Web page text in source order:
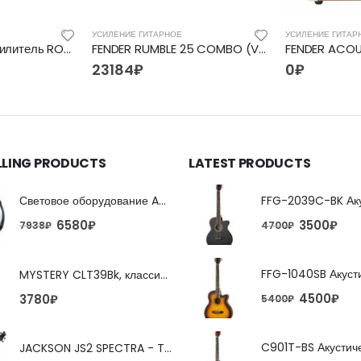
Гитарный комбоусилитель ROCKET GA-05
УСИЛЕНИЕ ГИТАРНОЕ
FENDER RUMBLE 25 COMBO (V3) басовый комбо, мощность 25 Вт, динамик 8`
23184₽
УСИЛЕНИЕ
0₽
PRODUCTS
Световое оборудование ADJ FX Beam
7938₽ 6580₽
MYSTERY CLT39Bk, классическая гитара
3780₽
JACKSON JS2 SPECTRA - TOBACCO BURST 4-струнная бас-гитара
LATEST PRODUCTS
4700₽ 3500₽
5400₽ 4500₽